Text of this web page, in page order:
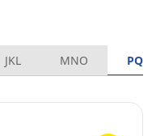
JKL MNO PQRS